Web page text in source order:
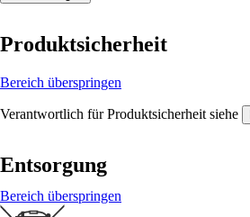
Produktsicherheit
Bereich überspringen
Verantwortlich für Produktsicherheit siehe
Entsorgung
Bereich überspringen